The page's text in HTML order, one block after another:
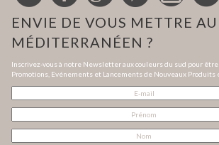
ENVIE DE VOUS METTRE
MÉDITERRANÉEN ?
Inscrivez-vous à notre Newsletter aux couleurs du sud pour
Promotions, Evénements et Lancements de Nouveaux Produits